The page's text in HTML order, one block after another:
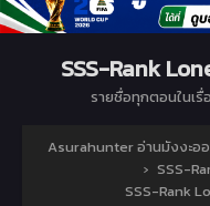
SSS-Rank
รายชื่อทุกตอนในเรื่
Asurahunter อ่านมังงะอ
› SSS-
SSS-Rank